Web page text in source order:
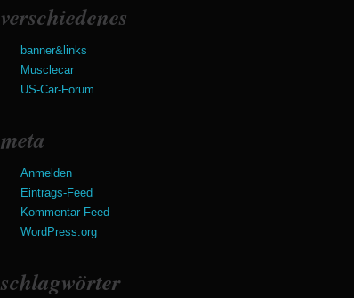
verschiedenes
banner&links
Musclecar
US-Car-Forum
meta
Anmelden
Eintrags-Feed
Kommentar-Feed
WordPress.org
schlagwörter